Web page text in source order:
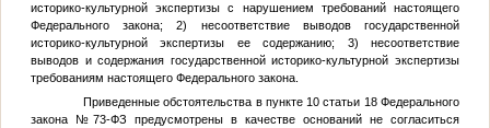
историко-культурной экспертизы с нарушением требований настоящего
Федерального закона; 2) несоответствие выводов государственной
историко-культурной экспертизы ее содержанию; 3) несоответствие
выводов и содержания государственной историко-культурной экспертизы
требованиям настоящего Федерального закона.
Приведенные обстоятельства в пункте 10 статьи 18 Федерального
закона №73-ФЗ предусмотрены в качестве оснований не согласиться